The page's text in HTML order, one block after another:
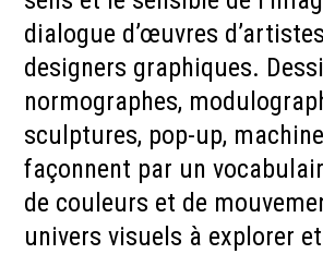
dialogue d’œuvres
designers graphiques.
normographes,
sculptures, pop-up,
façonnent par un
de couleurs et de
univers visuels à explorer